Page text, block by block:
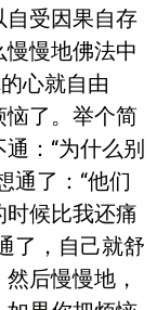
自受因果自存
慢地佛法中
心就自由
了。举个简
：“为什么别
通了：“他们
候比我还痛
了，自己就舒
后慢慢地，